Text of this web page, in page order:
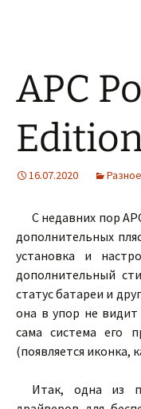
APC
16.07.2020 Разное
С недавних пор
дополнительных
установка и
дополнительный
статус батареи и
она в упор не
сама система его
(появляется иконка,
Итак, одна из